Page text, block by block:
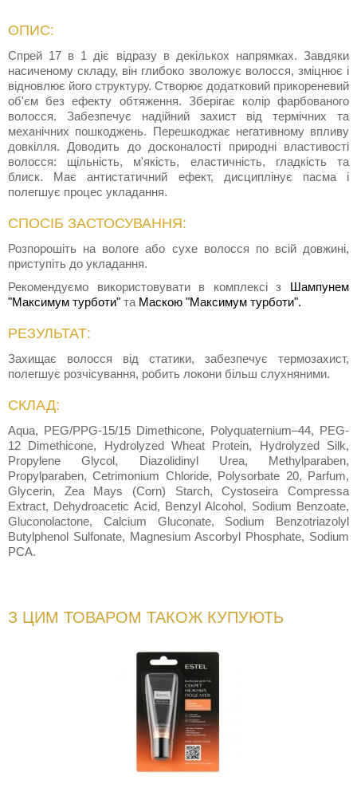
ОПИС:
Спрей 17 в 1 діє відразу в декількох напрямках. Завдяки
насиченому складу, він глибоко зволожує волосся, зміцнює і
відновлює його структуру. Створює додатковий прикореневий
об'єм без ефекту обтяження. Зберігає колір фарбованого
волосся. Забезпечує надійний захист від термічних та
механічних пошкоджень. Перешкоджає негативному впливу
довкілля. Доводить до досконалості природні властивості
волосся: щільність, м'якість, еластичність, гладкість та
блиск. Має антистатичний ефект, дисциплінує пасма і
полегшує процес укладання.
СПОСІБ ЗАСТОСУВАННЯ:
Розпорошіть на вологе або сухе волосся по всій довжині,
приступіть до укладання.
Рекомендуємо використовувати в комплексі з Шампунем
"Максимум турботи" та Маскою "Максимум турботи".
РЕЗУЛЬТАТ:
Захищає волосся від статики, забезпечує термозахист,
полегшує розчісування, робить локони більш слухняними.
СКЛАД:
Aqua, PEG/PPG-15/15 Dimethicone, Polyquaternium–44, PEG-
12 Dimethicone, Hydrolyzed Wheat Protein, Hydrolyzed Silk,
Propylene Glycol, Diazolidinyl Urea, Methylparaben,
Propylparaben, Cetrimonium Chloride, Polysorbate 20, Parfum,
Glycerin, Zea Mays (Corn) Starch, Cystoseira Compressa
Extract, Dehydroacetic Acid, Benzyl Alcohol, Sodium Benzoate,
Gluconolactone, Calcium Gluconate, Sodium Benzotriazolyl
Butylphenol Sulfonate, Magnesium Ascorbyl Phosphate, Sodium
PCA.
З ЦИМ ТОВАРОМ ТАКОЖ КУПУЮТЬ